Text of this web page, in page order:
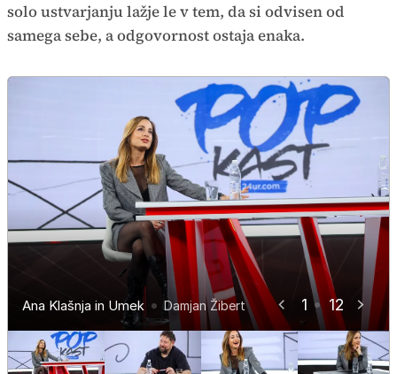
solo ustvarjanju lažje le v tem, da si odvisen od
samega sebe, a odgovornost ostaja enaka.
1 12
Ana Klašnja in Umek Damjan Žibert
Ana Klašnja in Umek Damjan Žibert
Ana Klašnja in Umek Damjan Žibert
Ana Klašnja in Umek Damjan Žibert
Ana Klašnja in Umek Damjan Žibert
Ana Klašnja in Umek Damjan Žibert
Ana Klašnja in Umek Damjan Žibert
Ana Klašnja in Umek Damjan Žibert
Ana Klašnja in Umek Damjan Žibert
Ana Klašnja in Umek Damjan Žibert
Ana Klašnja in Umek Damjan Žibert
Ana Klašnja in Umek Damjan Žibert